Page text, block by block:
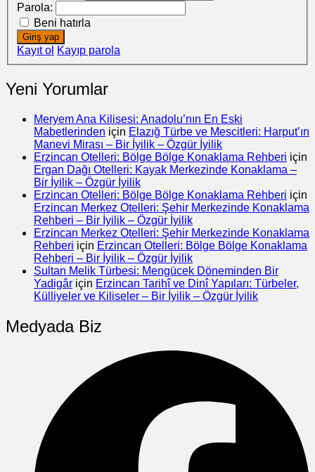
Parola:
Beni hatırla
Giriş yap
Kayıt ol Kayıp parola
Yeni Yorumlar
Meryem Ana Kilisesi: Anadolu’nın En Eski
Mabetlerinden için Elazığ Türbe ve Mescitleri: Harput’ın
Manevi Mirası – Bir İyilik – Özgür İyilik
Erzincan Otelleri: Bölge Bölge Konaklama Rehberi için
Ergan Dağı Otelleri: Kayak Merkezinde Konaklama –
Bir İyilik – Özgür İyilik
Erzincan Otelleri: Bölge Bölge Konaklama Rehberi için
Erzincan Merkez Otelleri: Şehir Merkezinde Konaklama
Rehberi – Bir İyilik – Özgür İyilik
Erzincan Merkez Otelleri: Şehir Merkezinde Konaklama
Rehberi için Erzincan Otelleri: Bölge Bölge Konaklama
Rehberi – Bir İyilik – Özgür İyilik
Sultan Melik Türbesi: Mengücek Döneminden Bir
Yadigâr için Erzincan Tarihî ve Dinî Yapıları: Türbeler,
Külliyeler ve Kiliseler – Bir İyilik – Özgür İyilik
Medyada Biz